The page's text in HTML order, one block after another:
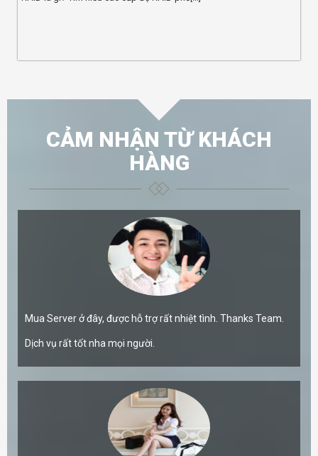
CẢM NHẬN TỪ KHÁCH
HÀNG
Mua Server ở đây, được hỗ trợ rất nhiệt tình. Thanks Team.
Dịch vụ rất tốt nha mọi người.